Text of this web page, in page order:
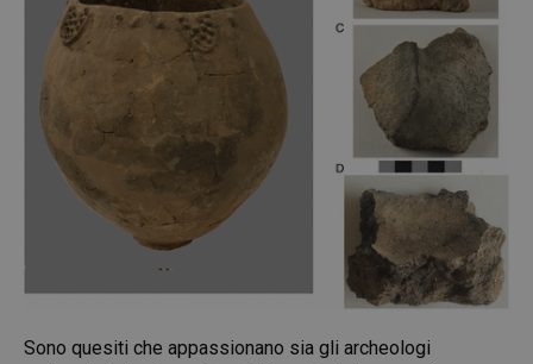
Sono quesiti che appassionano sia gli archeologi